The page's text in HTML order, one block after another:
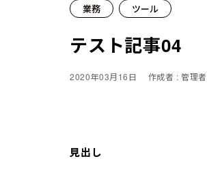
業務 ツール
テスト記事04
2020年03月16日 作成者 : 管理者
見出し